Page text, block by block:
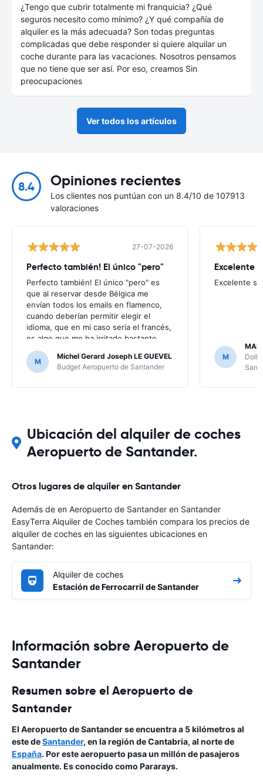
¿Tengo que cubrir totalmente mi franquicia? ¿Qué
seguros necesito como mínimo? ¿Y qué compañía de
alquiler es la más adecuada? Son todas preguntas
complicadas que debe responder si quiere alquilar un
coche durante para las vacaciones. Nosotros pensamos
que no tiene que ser así. Por eso, creamos Sin
preocupaciones
Ver todos los artículos
8.4 Opiniones recientes
Los clientes nos puntúan con un 8.4/10 de 107913
valoraciones
27-07-2026
Perfecto también! El único "pero"
Perfecto también! El único "pero" es
que al reservar desde Bélgica me
envían todos los emails en flamenco,
cuando deberían permitir elegir el
idioma, que en mi caso sería el francés,
es algo que me ha irritado bastante
puesto que no entendía nada de los
mensajes que me enviaban; por suerte
no ha hecho falta, al no haber ningún
M
Michel Gerard Joseph LE GUEVEL
Budget Aeropuerto de Santander
Excelente
Excelente
M
Ubicación del alquiler de coches
Aeropuerto de Santander.
Otros lugares de alquiler en Santander
Además de en Aeropuerto de Santander en Santander
EasyTerra Alquiler de Coches también compara los precios de
alquiler de coches en las siguientes ubicaciones en
Santander:
Alquiler de coches
Estación de Ferrocarril de Santander
Información sobre Aeropuerto de
Santander
Resumen sobre el Aeropuerto de
Santander
El Aeropuerto de Santander se encuentra a 5 kilómetros al
este deSantander, en la región de Cantabria, al norte de
España. Por este aeropuerto pasa un millón de pasajeros
anualmente. Es conocido como Pararays.